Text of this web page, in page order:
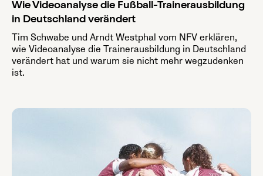
Wie Videoanalyse die Fußball-Trainerausbildung
in Deutschland verändert
Tim Schwabe und Arndt Westphal vom NFV erklären,
wie Videoanalyse die Trainerausbildung in Deutschland
verändert hat und warum sie nicht mehr wegzudenken
ist.